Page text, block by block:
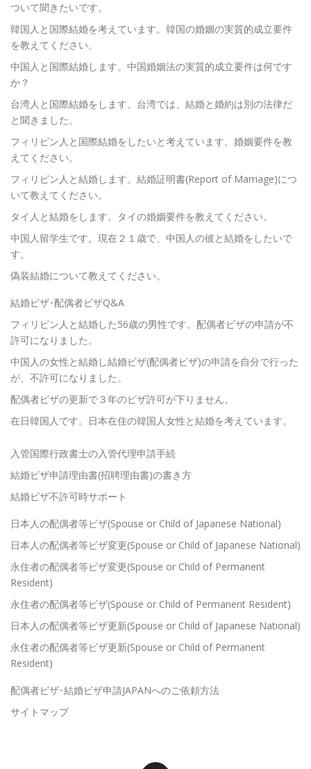
ついて聞きたいです。
韓国人と国際結婚を考えています。韓国の婚姻の実質的成立要件
を教えてください。
中国人と国際結婚します。中国婚姻法の実質的成立要件は何です
か？
台湾人と国際結婚をします。台湾では、結婚と婚約は別の法律だ
と聞きました。
フィリピン人と国際結婚をしたいと考えています。婚姻要件を教
えてください。
フィリピン人と結婚します。結婚証明書(Report of Marriage)につ
いて教えてください。
タイ人と結婚をします。タイの婚姻要件を教えてください。
中国人留学生です。現在２１歳で、中国人の彼と結婚をしたいで
す。
偽装結婚について教えてください。
結婚ビザ･配偶者ビザQ&A
フィリピン人と結婚した56歳の男性です。配偶者ビザの申請が不
許可になりました。
中国人の女性と結婚し結婚ビザ(配偶者ビザ)の申請を自分で行った
が、不許可になりました。
配偶者ビザの更新で３年のビザ許可が下りません。
在日韓国人です。日本在住の韓国人女性と結婚を考えています。
入管国際行政書士の入管代理申請手続
結婚ビザ申請理由書(招聘理由書)の書き方
結婚ビザ不許可時サポート
日本人の配偶者等ビザ(Spouse or Child of Japanese National)
日本人の配偶者等ビザ変更(Spouse or Child of Japanese National)
永住者の配偶者等ビザ変更(Spouse or Child of Permanent
Resident)
永住者の配偶者等ビザ(Spouse or Child of Permanent Resident)
日本人の配偶者等ビザ更新(Spouse or Child of Japanese National)
永住者の配偶者等ビザ更新(Spouse or Child of Permanent
Resident)
配偶者ビザ･結婚ビザ申請JAPANへのご依頼方法
サイトマップ